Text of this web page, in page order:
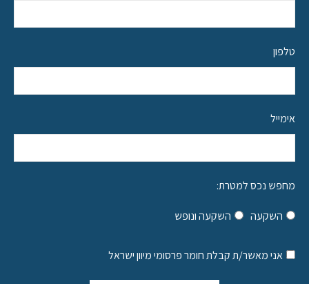
טלפון
אימייל
מחפש נכס למטרת:
השקעה השקעה ונופש
אני מאשר/ת קבלת חומר פרסומי מיוון ישראל